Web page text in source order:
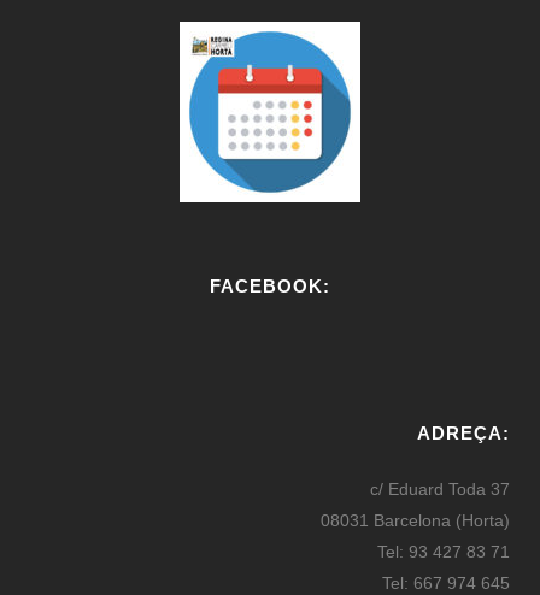
FACEBOOK:
ADREÇA:
c/ Eduard Toda 37
08031 Barcelona (Horta)
Tel: 93 427 83 71
Tel: 667 974 645